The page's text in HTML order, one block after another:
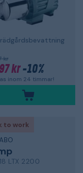
kr
kr-10%
inom 24 timmar!
to work
LTX 2200